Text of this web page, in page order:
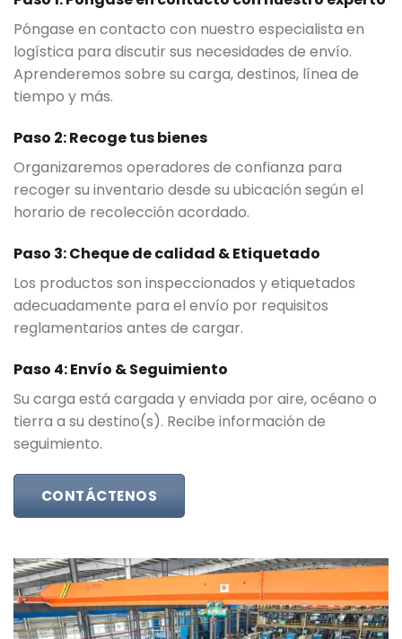
Póngase en contacto con nuestro especialista en
logística para discutir sus necesidades de envío.
Aprenderemos sobre su carga, destinos, línea de
tiempo y más.
Paso 2: Recoge tus bienes
Organizaremos operadores de confianza para
recoger su inventario desde su ubicación según el
horario de recolección acordado.
Paso 3: Cheque de calidad & Etiquetado
Los productos son inspeccionados y etiquetados
adecuadamente para el envío por requisitos
reglamentarios antes de cargar.
Paso 4: Envío & Seguimiento
Su carga está cargada y enviada por aire, océano o
tierra a su destino(s). Recibe información de
seguimiento.
CONTÁCTENOS